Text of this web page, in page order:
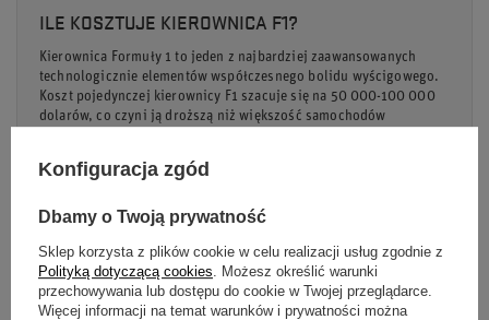
ILE KOSZTUJE KIEROWNICA F1?
Kierownica Formuły 1 to jeden z najbardziej zaawansowanych
technologicznie elementów współczesnego bolidu wyścigowego.
Koszt pojedynczej kierownicy F1 szacuje się na 50 000-100 000
dolarów, co czyni ją droższą niż większość samochodów
Konfiguracja zgód
Dbamy o Twoją prywatność
Sklep korzysta z plików cookie w celu realizacji usług zgodnie z
Polityką dotyczącą cookies . Możesz określić warunki
przechowywania lub dostępu do cookie w Twojej przeglądarce.
Więcej informacji na temat warunków i prywatności można